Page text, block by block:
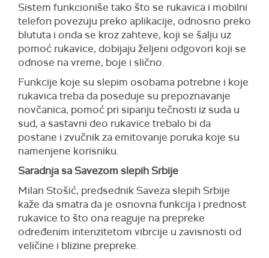
Sistem funkcioniše tako što se rukavica i mobilni
telefon povezuju preko aplikacije, odnosno preko
blututa i onda se kroz zahteve, koji se šalju uz
pomoć rukavice, dobijaju željeni odgovori koji se
odnose na vreme, boje i slično.
Funkcije koje su slepim osobama potrebne i koje
rukavica treba da poseduje su prepoznavanje
novčanica, pomoć pri sipanju tečnosti iz suda u
sud, a sastavni deo rukavice trebalo bi da
postane i zvučnik za emitovanje poruka koje su
namenjene korisniku.
Saradnja sa Savezom slepih Srbije
Milan Stošić, predsednik Saveza slepih Srbije
kaže da smatra da je osnovna funkcija i prednost
rukavice to što ona reaguje na prepreke
određenim intenzitetom vibrcije u zavisnosti od
veličine i blizine prepreke.